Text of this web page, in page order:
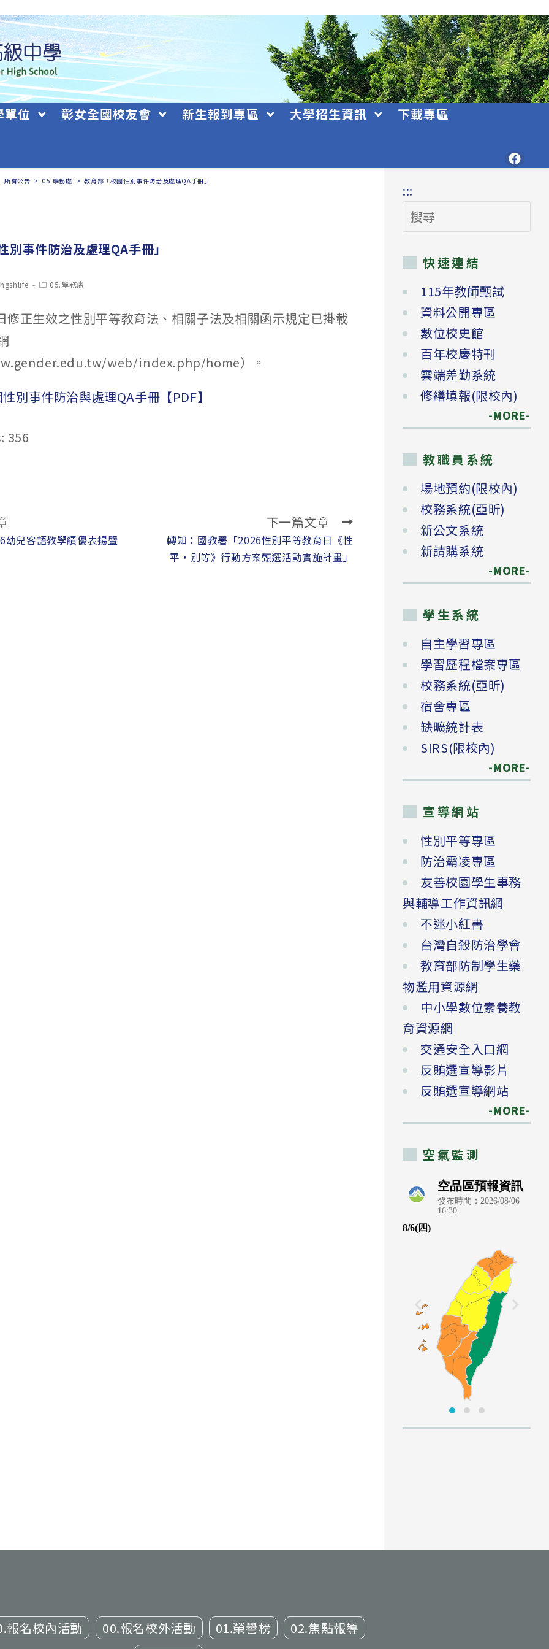
單位 彰女全國校友會 新生報到專區 大學招生資訊 下載專區
所有公告 > 05.學務處 > 教育部「校園性別事件防治及處理QA手冊」
別事件防治及處理QA手冊」
Post05.學務處
修正生效之性別平等教育法、相關子法及相關函示規定已掛載
web/index.php/home）。
別事件防治與處理QA手冊【PDF】
356
幼兒客語教學績優表揚暨
下一篇文章
轉知：國教署「2026性別平等教育日《性
平，別等》行動方案甄選活動實施計畫」
:::
搜
尋
快速連結
115年教師甄試
資料公開專區
數位校史館
百年校慶特刊
雲端差勤系統
修繕填報(限校內)
-MORE-
教職員系統
場地預約(限校內)
校務系統(亞昕)
新公文系統
新請購系統
-MORE-
學生系統
自主學習專區
學習歷程檔案專區
校務系統(亞昕)
宿舍專區
缺曠統計表
SIRS(限校內)
-MORE-
宣導網站
性別平等專區
防治霸凌專區
友善校園學生事務
與輔導工作資訊網
不迷小紅書
台灣自殺防治學會
教育部防制學生藥
物濫用資源網
中小學數位素養教
育資源網
交通安全入口網
反賄選宣導影片
反賄選宣導網站
-MORE-
空氣監測
報名校內活動 00.報名校外活動 01.榮譽榜
02.焦點報導